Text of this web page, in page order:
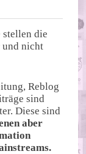
stellen die
und nicht
Reblog
sind
Diese sind
aber